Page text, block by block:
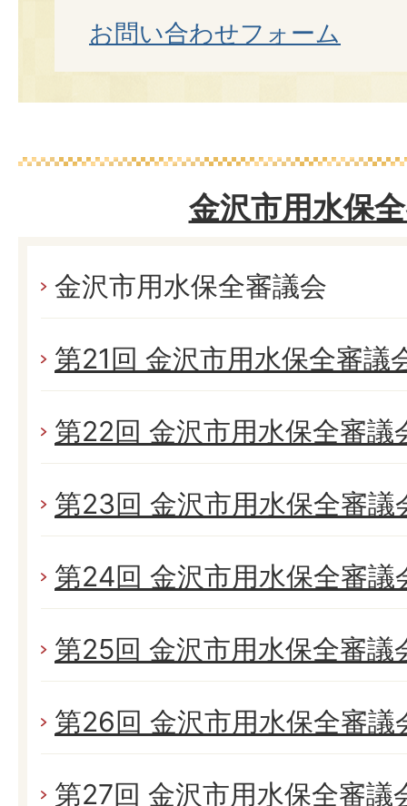
お問い合わせフォーム
金沢市用水保
金沢市用水保全審議会
第21回 金沢市用水保全審議
第22回 金沢市用水保全審議
第23回 金沢市用水保全審議
第24回 金沢市用水保全審議
第25回 金沢市用水保全審議
第26回 金沢市用水保全審議
第27回 金沢市用水保全審議